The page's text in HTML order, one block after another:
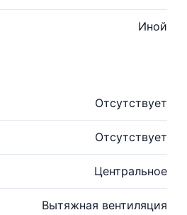
Иной
Отсутствует
Отсутствует
Центральное
Вытяжная вентиляция